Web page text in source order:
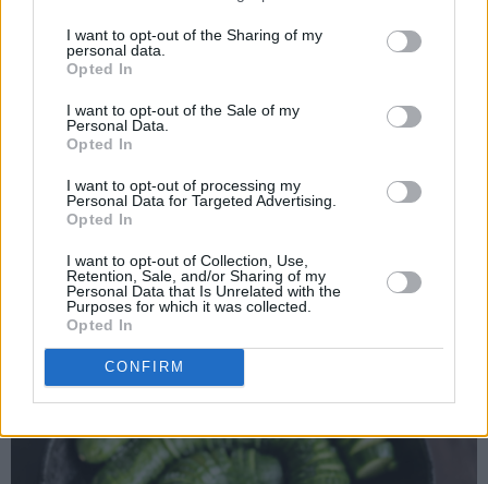
I want to opt-out of the Sharing of my
personal data.
Opted In
I want to opt-out of the Sale of my
Personal Data.
Opted In
I want to opt-out of processing my
Personal Data for Targeted Advertising.
Opted In
I want to opt-out of Collection, Use,
Retention, Sale, and/or Sharing of my
Personal Data that Is Unrelated with the
Purposes for which it was collected.
Opted In
CONFIRM
Legg agurkene i en skål og dryss over saltet.